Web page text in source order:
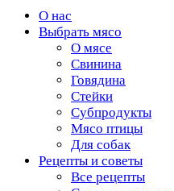
О нас
Выбрать мясо
О мясе
Свинина
Говядина
Стейки
Субпродукты
Мясо птицы
Для собак
Рецепты и советы
Все рецепты